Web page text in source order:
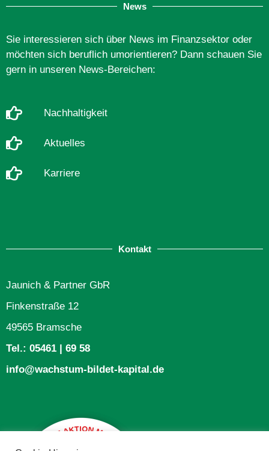
News
Sie interessieren sich über News im Finanzsektor oder
möchten sich beruflich umorientieren? Dann schauen Sie
gern in unseren News-Bereichen:
Nachhaltigkeit
Aktuelles
Karriere
Kontakt
Jaunich & Partner GbR
Finkenstraße 12
49565 Bramsche
Tel.: 05461 | 69 58
info@wachstum-bildet-kapital.de